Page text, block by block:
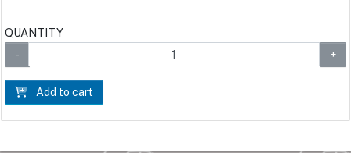
QUANTITY
Add to cart